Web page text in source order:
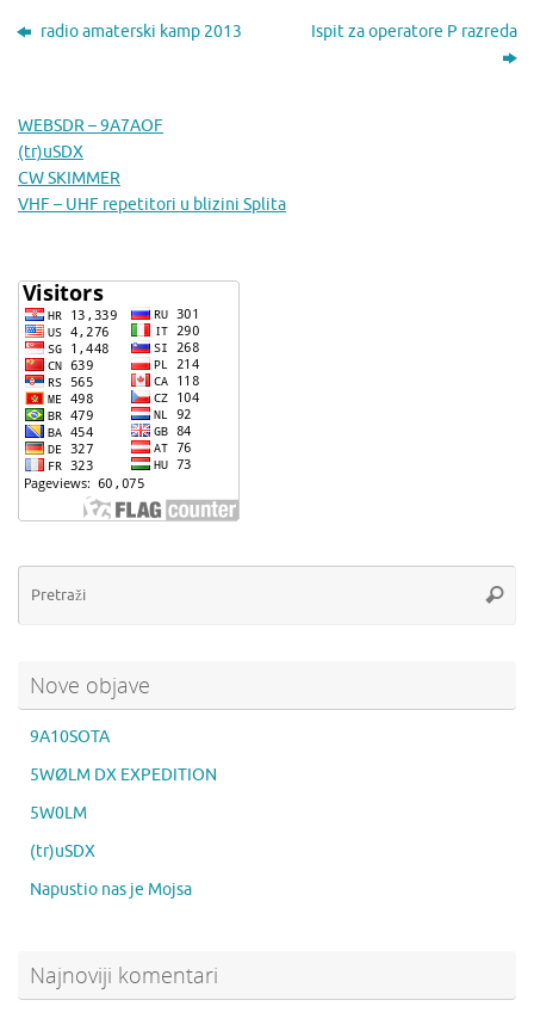
radio amaterski kamp 2013 Ispit za operatore P razreda
WEBSDR – 9A7AOF
(tr)uSDX
CW SKIMMER
VHF – UHF repetitori u blizini Splita
Nove objave
9A10SOTA
5WØLM DX EXPEDITION
5W0LM
(tr)uSDX
Napustio nas je Mojsa
Najnoviji komentari